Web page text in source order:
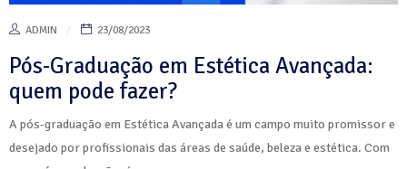
ADMIN 23/08/2023
Pós-Graduação em Estética Avançada:
quem pode fazer?
A pós-graduação em Estética Avançada é um campo muito promissor e
desejado por profissionais das áreas de saúde, beleza e estética. Com